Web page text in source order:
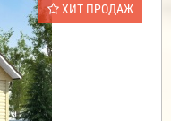
ХИТ ПРОДАЖ